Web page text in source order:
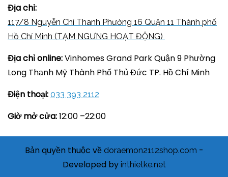
Địa chỉ:
117/8 Nguyễn Chí Thanh Phường 16 Quận 11 Thành phố
Hồ Chí Minh (TẠM NGƯNG HOẠT ĐỘNG)
Địa chỉ online:Vinhomes Grand Park Quận 9 Phường
Long Thạnh Mỹ Thành Phố Thủ Đức TP. Hồ Chí Minh
Điện thoại: 033 393 2112
Giờ mở cửa:12:00 –22:00
Bản quyền thuộc về doraemon2112shop.com -
Developed by inthietke.net